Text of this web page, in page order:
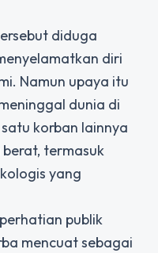
diduga
diri
Namun upaya itu
dunia di
korban lainnya
termasuk
yang
publik
mencuat sebagai